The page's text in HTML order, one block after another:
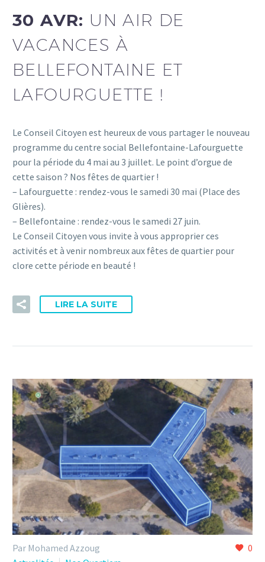
30 AVR: UN AIR DE
VACANCES À
BELLEFONTAINE ET
LAFOURGUETTE !
Le Conseil Citoyen est heureux de vous partager le nouveau
programme du centre social Bellefontaine-Lafourguette
pour la période du 4 mai au 3 juillet. Le point d’orgue de
cette saison ? Nos fêtes de quartier !
– Lafourguette : rendez-vous le samedi 30 mai (Place des
Glières).
– Bellefontaine : rendez-vous le samedi 27 juin.
Le Conseil Citoyen vous invite à vous approprier ces
activités et à venir nombreux aux fêtes de quartier pour
clore cette période en beauté !
LIRE LA SUITE
0
Par Mohamed Azzoug